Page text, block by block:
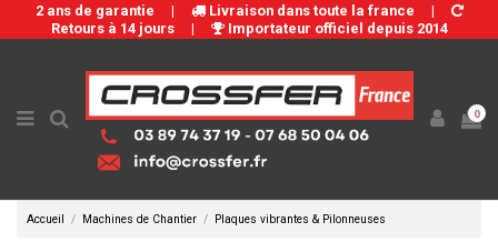
2 ans de garantie | Livraison dans toute la france
|
Retours à 14 jours
| Importateur officiel depuis 2014
0
Accueil Machines de Chantier Plaques vibrantes & Pilonneuses